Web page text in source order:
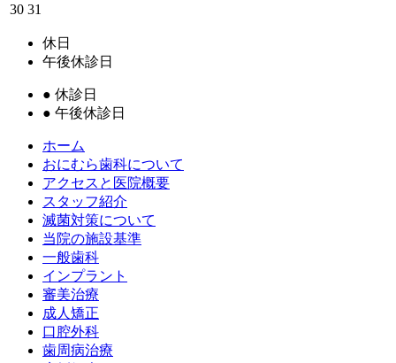
30 31
休日
午後休診日
● 休診日
● 午後休診日
ホーム
おにむら歯科について
アクセスと医院概要
スタッフ紹介
滅菌対策について
当院の施設基準
一般歯科
インプラント
審美治療
成人矯正
口腔外科
歯周病治療